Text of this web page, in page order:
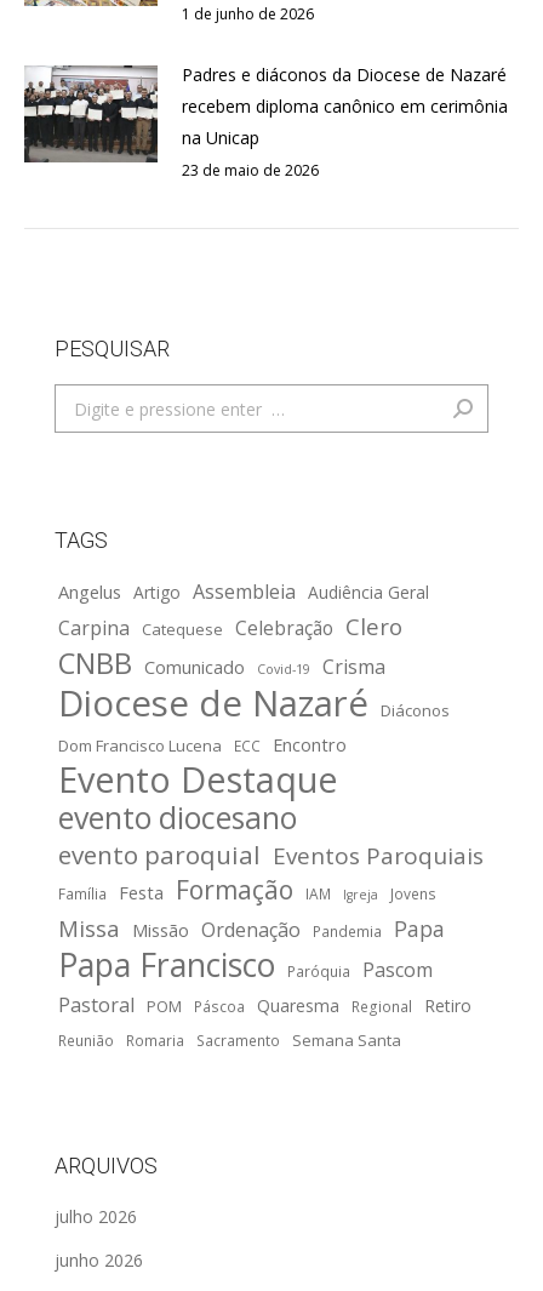
1 de junho de 2026
Padres e diáconos da Diocese de Nazaré
recebem diploma canônico em cerimônia
na Unicap
23 de maio de 2026
PESQUISAR
Search:
TAGS
Angelus Artigo Assembleia Audiência Geral
Carpina Catequese Celebração Clero
CNBB Comunicado Covid-19 Crisma
Diocese de Nazaré
Diáconos
Dom Francisco Lucena
ECC Encontro
Evento Destaque
evento diocesano
evento paroquial Eventos Paroquiais
Família Festa Formação IAM Igreja Jovens
Missa Missão Ordenação Pandemia Papa
Papa Francisco Paróquia
Pascom
Pastoral
POM Páscoa Quaresma Regional Retiro
Reunião Romaria Sacramento Semana Santa
ARQUIVOS
julho 2026
junho 2026